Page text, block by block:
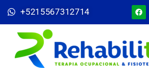
+5215567312714